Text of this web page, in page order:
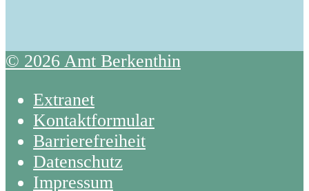
© 2026 Amt Berkenthin
Extranet
Kontaktformular
Barrierefreiheit
Datenschutz
Impressum